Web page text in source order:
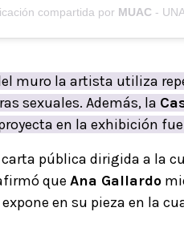
compartida por MUAC -
muro la artista utiliza
sexuales. Además, la
en la exhibición
pública dirigida a la
que Ana Gallardo
en su pieza en la